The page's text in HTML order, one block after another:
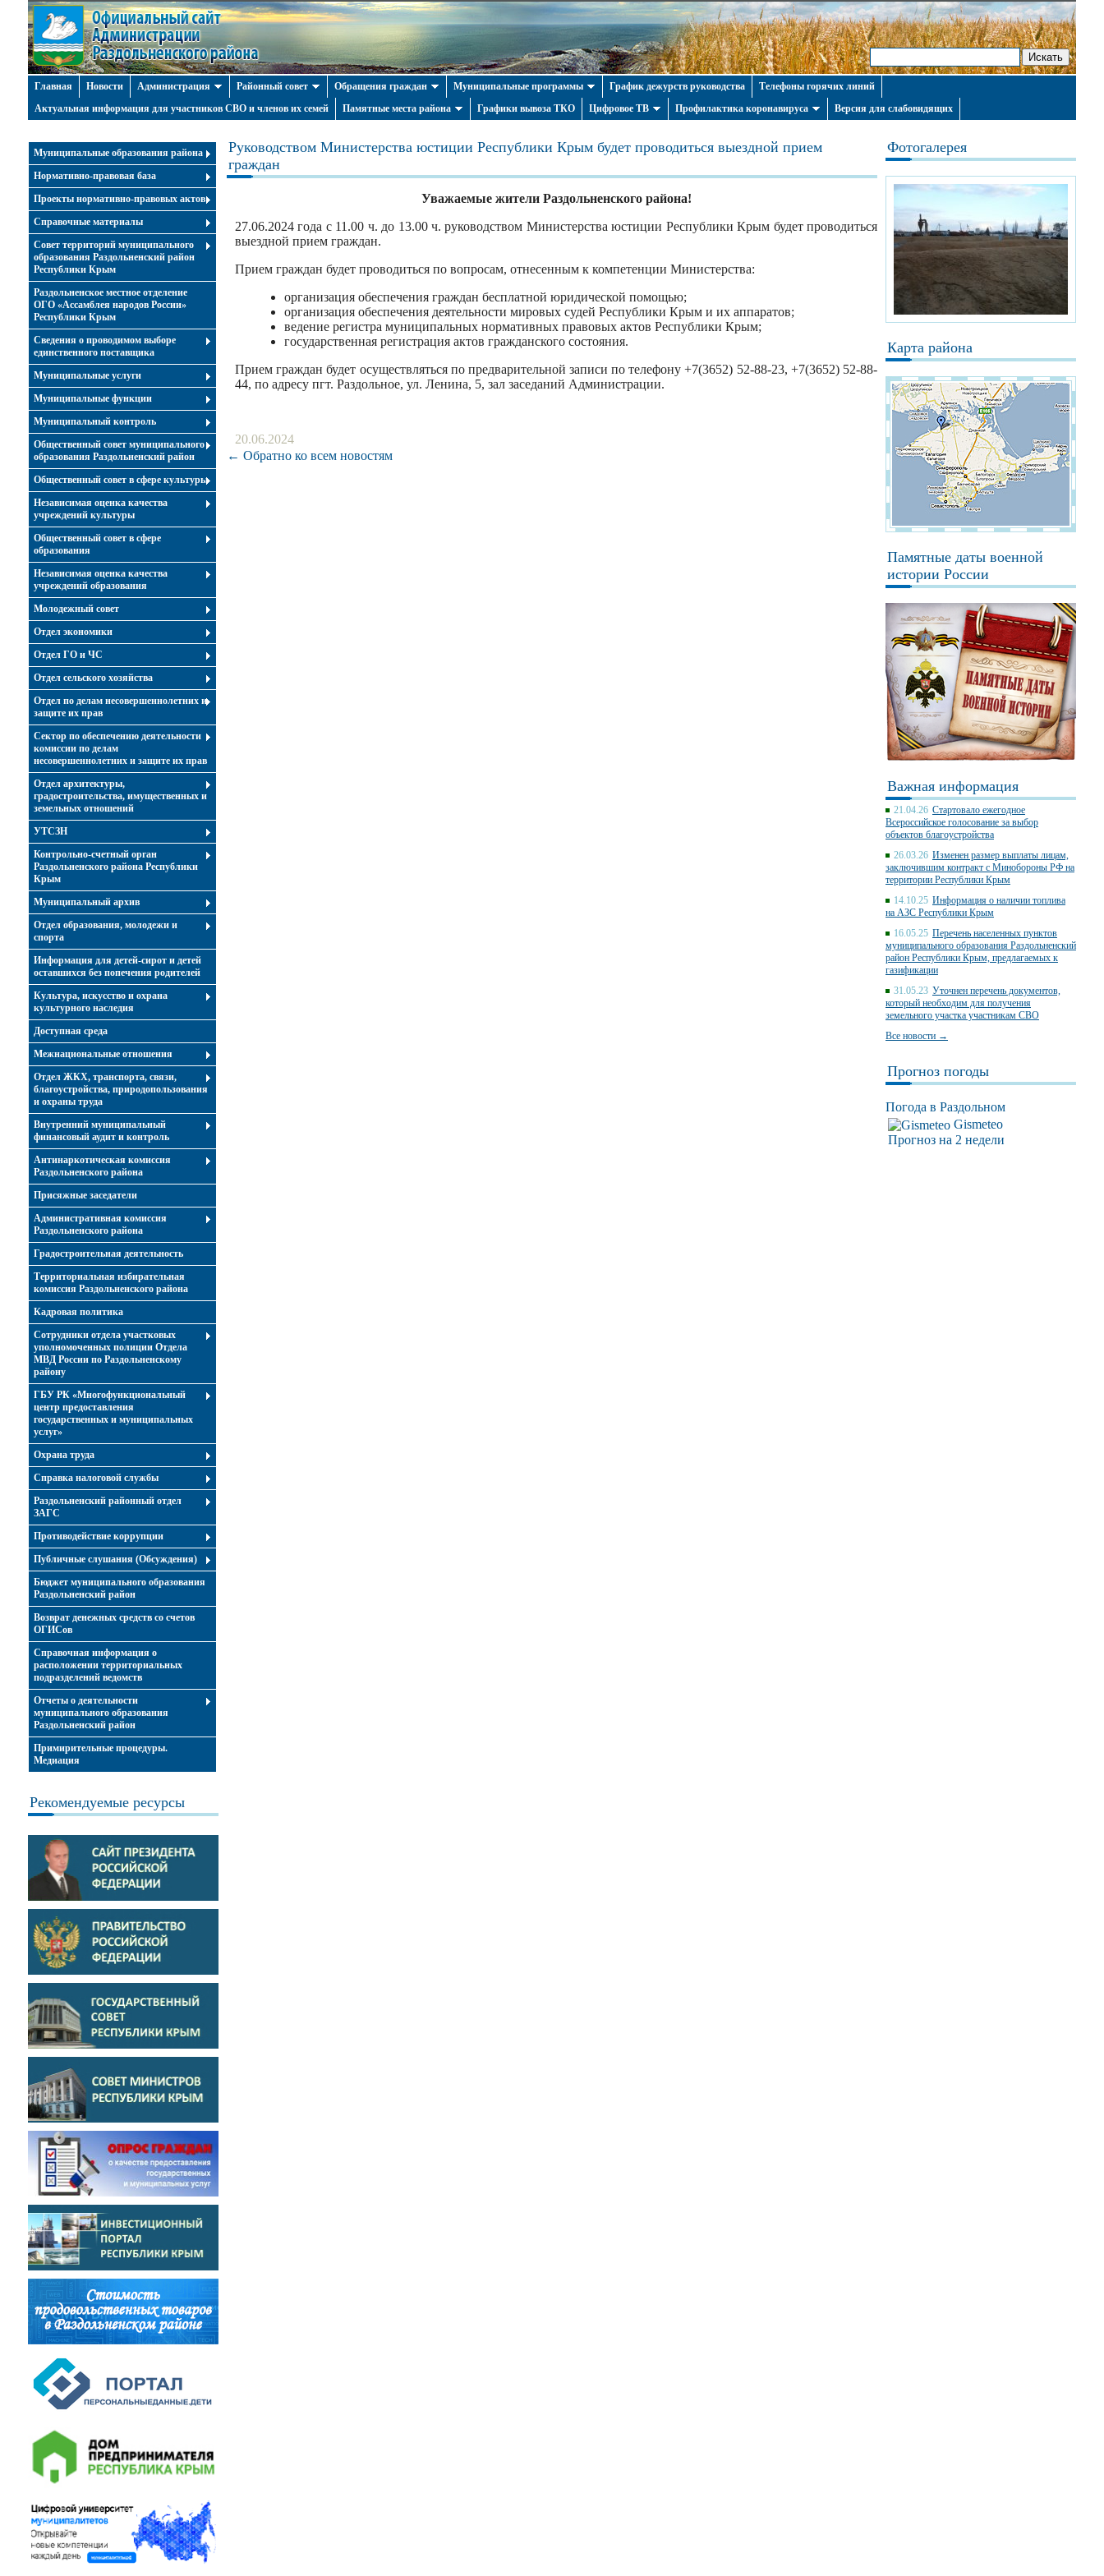
Главная Новости Администрация Районный совет Обращения граждан Муниципальные программы График дежурств руководства
Телефоны горячих линий
Актуальная информация для участников СВО и членов их семей
Памятные места района Графики вывоза ТКО Цифровое ТВ Профилактика коронавируса Версия для слабовидящих
Муниципальные образования района
Нормативно-правовая база
Проекты нормативно-правовых актов
Справочные материалы
Совет территорий муниципального
образования Раздольненский район
Республики Крым
Раздольненское местное отделение
ОГО «Ассамблея народов России»
Республики Крым
Cведения о проводимом выборе
единственного поставщика
Муниципальные услуги
Муниципальные функции
Муниципальный контроль
Общественный совет муниципального
образования Раздольненский район
Общественный совет в сфере культуры
Независимая оценка качества
учреждений культуры
Общественный совет в сфере
образования
Независимая оценка качества
учреждений образования
Молодежный совет
Отдел экономики
Отдел ГО и ЧС
Отдел сельского хозяйства
Отдел по делам несовершеннолетних и
защите их прав
Сектор по обеспечению деятельности
комиссии по делам
несовершеннолетних и защите их прав
Отдел архитектуры,
градостроительства, имущественных и
земельных отношений
УТСЗН
Контрольно-счетный орган
Раздольненского района Республики
Крым
Муниципальный архив
Отдел образования, молодежи и
спорта
Информация для детей-сирот и детей
оставшихся без попечения родителей
Культура, искусство и охрана
культурного наследия
Доступная среда
Межнациональные отношения
Отдел ЖКХ, транспорта, связи,
благоустройства, природопользования
и охраны труда
Внутренний муниципальный
финансовый аудит и контроль
Антинаркотическая комиссия
Раздольненского района
Присяжные заседатели
Административная комиссия
Раздольненского района
Градостроительная деятельность
Территориальная избирательная
комиссия Раздольненского района
Кадровая политика
Сотрудники отдела участковых
уполномоченных полиции Отдела
МВД России по Раздольненскому
району
ГБУ РК «Многофункциональный
центр предоставления
государственных и муниципальных
услуг»
Охрана труда
Справка налоговой службы
Раздольненский районный отдел
ЗАГС
Противодействие коррупции
Публичные слушания (Обсуждения)
Бюджет муниципального образования
Раздольненский район
Возврат денежных средств со счетов
ОГИСов
Справочная информация о
расположении территориальных
подразделений ведомств
Отчеты о деятельности
муниципального образования
Раздольненский район
Примирительные процедуры.
Медиация
Рекомендуемые ресурсы
Руководством Министерства юстиции Республики Крым будет проводиться выездной прием
граждан
Уважаемые жители Раздольненского района!
27.06.2024 года с 11.00 ч. до 13.00 ч. руководством Министерства юстиции Республики Крым будет проводиться
выездной прием граждан.
Прием граждан будет проводиться по вопросам, отнесенным к компетенции Министерства:
организация обеспечения граждан бесплатной юридической помощью;
организация обеспечения деятельности мировых судей Республики Крым и их аппаратов;
ведение регистра муниципальных нормативных правовых актов Республики Крым;
государственная регистрация актов гражданского состояния.
Прием граждан будет осуществляться по предварительной записи по телефону +7(3652) 52-88-23, +7(3652) 52-88-
44, по адресу пгт. Раздольное, ул. Ленина, 5, зал заседаний Администрации.
20.06.2024
← Обратно ко всем новостям
Фотогалерея
Карта района
Памятные даты военной
истории России
Важная информация
21.04.26 Стартовало ежегодное
Всероссийское голосование за выбор
объектов благоустройства
26.03.26 Изменен размер выплаты лицам,
заключившим контракт с Минобороны РФ на
территории Республики Крым
14.10.25 Информация о наличии топлива
на АЗС Республики Крым
16.05.25 Перечень населенных пунктов
муниципального образования Раздольненский
район Республики Крым, предлагаемых к
газификации
31.05.23 Уточнен перечень документов,
который необходим для получения
земельного участка участникам СВО
Все новости →
Прогноз погоды
Погода в Раздольном
Gismeteo
Прогноз на 2 недели